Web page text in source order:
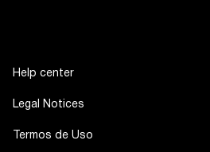
Help center
Legal Notices
Termos de Uso